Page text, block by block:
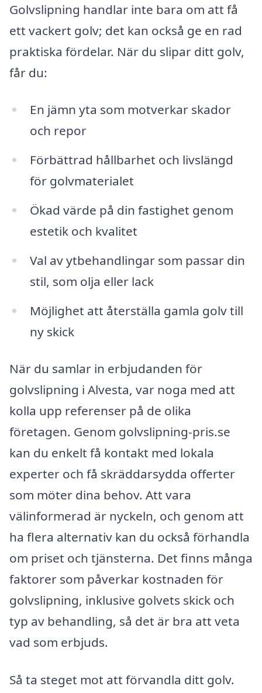
Golvslipning handlar inte bara om att få
ett vackert golv; det kan också ge en rad
praktiska fördelar. När du slipar ditt golv,
får du:
En jämn yta som motverkar skador
och repor
Förbättrad hållbarhet och livslängd
för golvmaterialet
Ökad värde på din fastighet genom
estetik och kvalitet
Val av ytbehandlingar som passar din
stil, som olja eller lack
Möjlighet att återställa gamla golv till
ny skick
När du samlar in erbjudanden för
golvslipning i Alvesta, var noga med att
kolla upp referenser på de olika
företagen. Genom golvslipning-pris.se
kan du enkelt få kontakt med lokala
experter och få skräddarsydda offerter
som möter dina behov. Att vara
välinformerad är nyckeln, och genom att
ha flera alternativ kan du också förhandla
om priset och tjänsterna. Det finns många
faktorer som påverkar kostnaden för
golvslipning, inklusive golvets skick och
typ av behandling, så det är bra att veta
vad som erbjuds.
Så ta steget mot att förvandla ditt golv.